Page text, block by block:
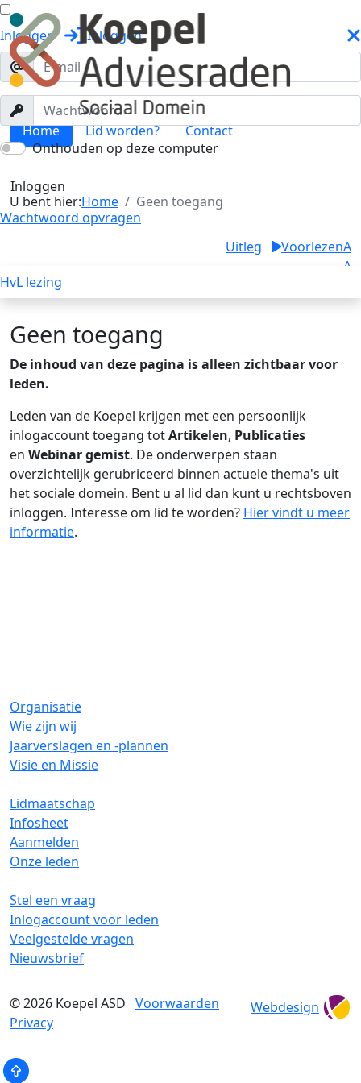
Inloggen Inloggen
Onthouden op deze computer
Inloggen
Wachtwoord opvragen
HvL lezing
Home Lid worden? Contact
U bent hier:Home Geen toegang
Uitleg VoorlezenA
A
Geen toegang
De inhoud van deze pagina is alleen zichtbaar voor
leden.
Leden van de Koepel krijgen met een persoonlijk
inlogaccount toegang totArtikelen, Publicaties
en Webinar gemist. De onderwerpen staan
overzichtelijk gerubriceerd binnen actuele thema's uit
het sociale domein. Bent u al lid dan kunt u rechtsboven
inloggen. Interesse om lid te worden? Hier vindt u meer
informatie.
Organisatie
Wie zijn wij
Jaarverslagen en -plannen
Visie en Missie
Lidmaatschap
Infosheet
Aanmelden
Onze leden
Stel een vraag
Inlogaccount voor leden
Veelgestelde vragen
Nieuwsbrief
© 2026 Koepel ASD Voorwaarden
Privacy
Webdesign